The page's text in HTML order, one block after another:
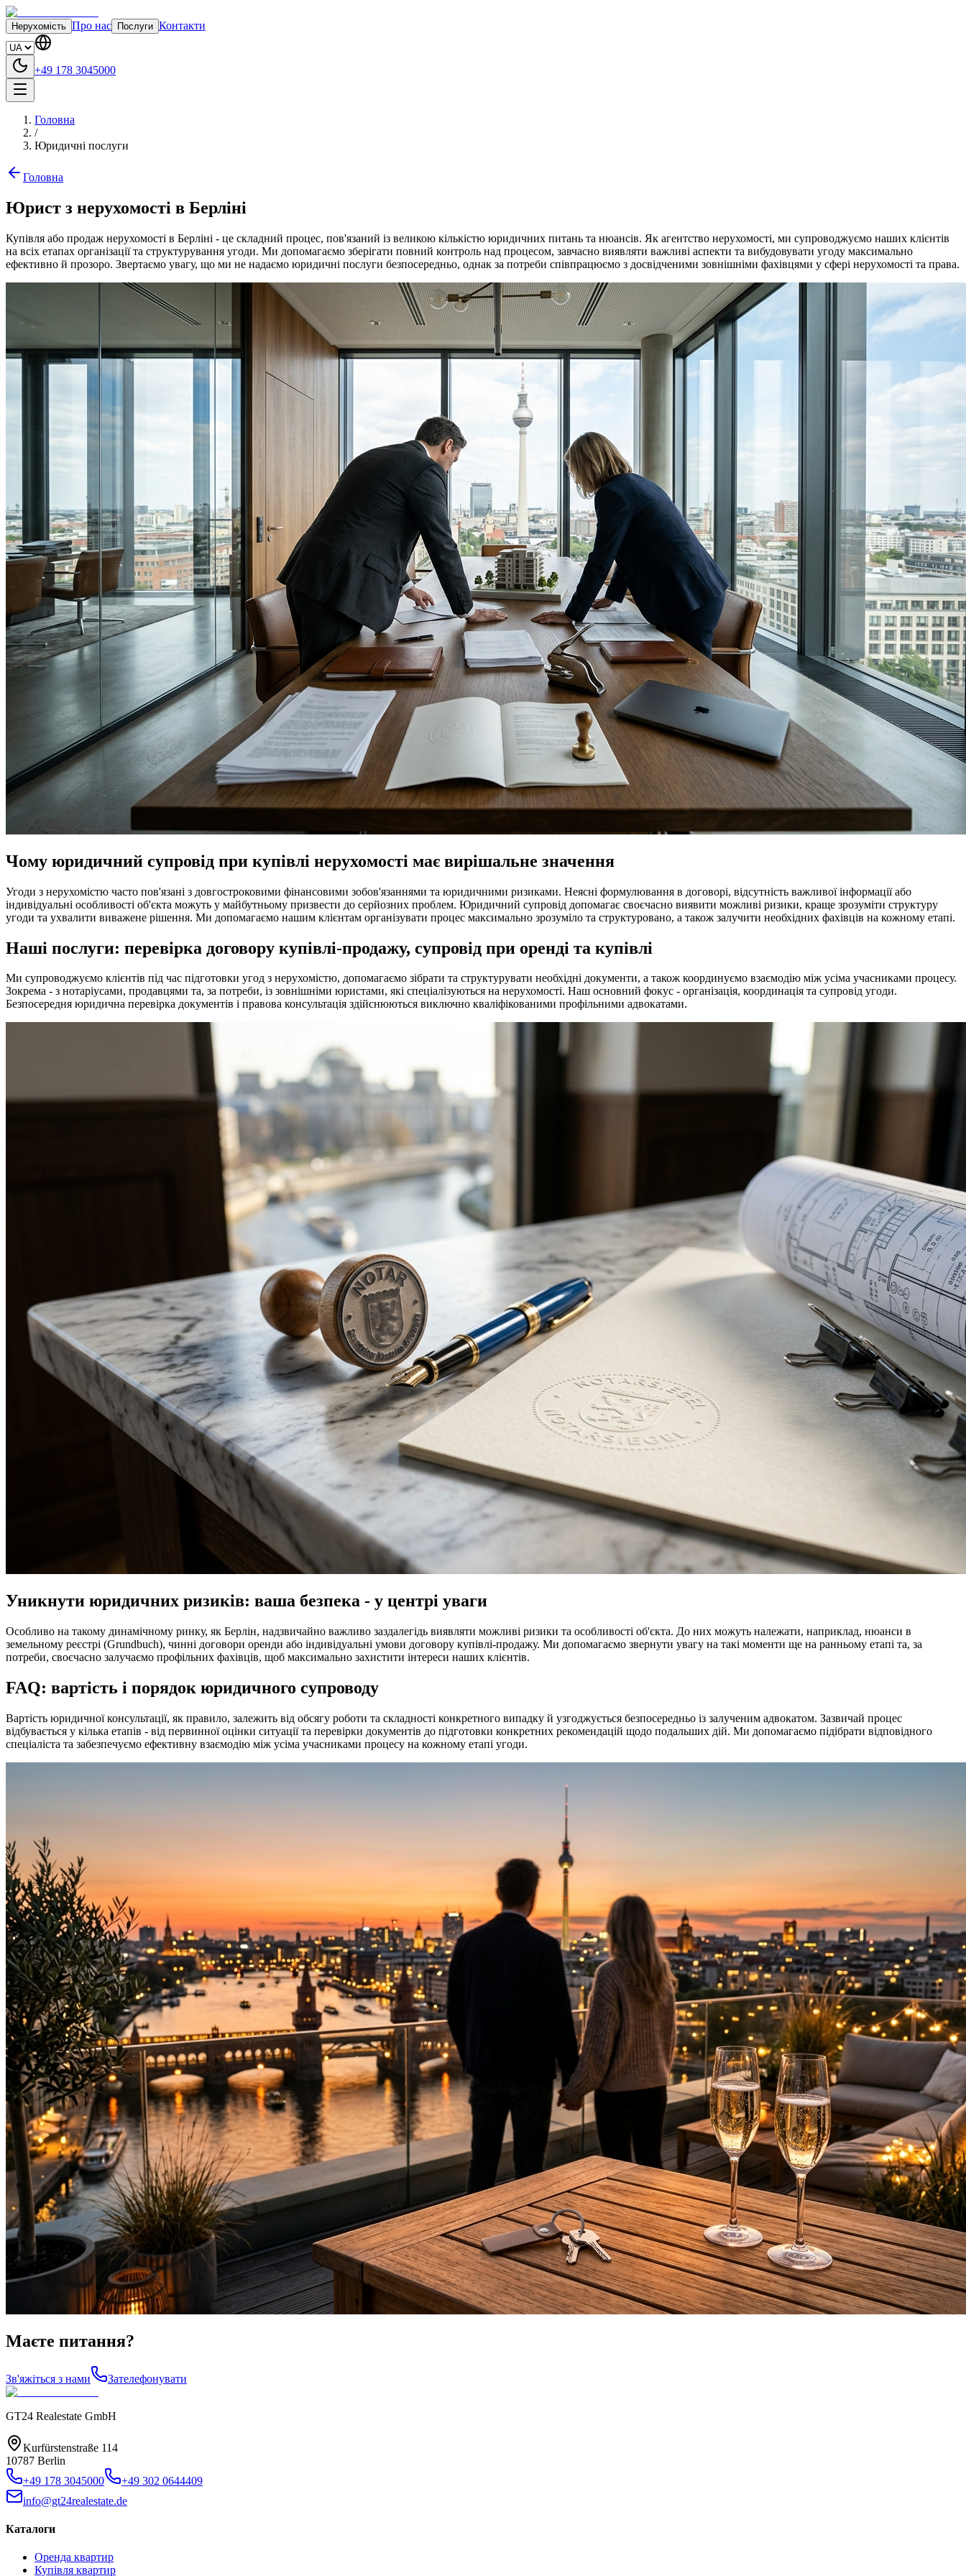
Нерухомість Про нас Послуги Контакти
+49 178 3045000
Головна
/
Юридичні послуги
Головна
Юрист з нерухомості в Берліні
Купівля або продаж нерухомості в Берліні - це складний процес, пов'язаний із великою кількістю юридичних питань та нюансів. Як агентство нерухомості, ми супроводжуємо наших клієнтів
на всіх етапах організації та структурування угоди. Ми допомагаємо зберігати повний контроль над процесом, завчасно виявляти важливі аспекти та вибудовувати угоду максимально
ефективно й прозоро. Звертаємо увагу, що ми не надаємо юридичні послуги безпосередньо, однак за потреби співпрацюємо з досвідченими зовнішніми фахівцями у сфері нерухомості та права.
Чому юридичний супровід при купівлі нерухомості має вирішальне значення
Угоди з нерухомістю часто пов'язані з довгостроковими фінансовими зобов'язаннями та юридичними ризиками. Неясні формулювання в договорі, відсутність важливої інформації або
індивідуальні особливості об'єкта можуть у майбутньому призвести до серйозних проблем. Юридичний супровід допомагає своєчасно виявити можливі ризики, краще зрозуміти структуру
угоди та ухвалити виважене рішення. Ми допомагаємо нашим клієнтам організувати процес максимально зрозуміло та структуровано, а також залучити необхідних фахівців на кожному етапі.
Наші послуги: перевірка договору купівлі-продажу, супровід при оренді та купівлі
Ми супроводжуємо клієнтів під час підготовки угод з нерухомістю, допомагаємо зібрати та структурувати необхідні документи, а також координуємо взаємодію між усіма учасниками процесу.
Зокрема - з нотаріусами, продавцями та, за потреби, із зовнішніми юристами, які спеціалізуються на нерухомості. Наш основний фокус - організація, координація та супровід угоди.
Безпосередня юридична перевірка документів і правова консультація здійснюються виключно кваліфікованими профільними адвокатами.
Уникнути юридичних ризиків: ваша безпека - у центрі уваги
Особливо на такому динамічному ринку, як Берлін, надзвичайно важливо заздалегідь виявляти можливі ризики та особливості об'єкта. До них можуть належати, наприклад, нюанси в
земельному реєстрі (Grundbuch), чинні договори оренди або індивідуальні умови договору купівлі-продажу. Ми допомагаємо звернути увагу на такі моменти ще на ранньому етапі та, за
потреби, своєчасно залучаємо профільних фахівців, щоб максимально захистити інтереси наших клієнтів.
FAQ: вартість і порядок юридичного супроводу
Вартість юридичної консультації, як правило, залежить від обсягу роботи та складності конкретного випадку й узгоджується безпосередньо із залученим адвокатом. Зазвичай процес
відбувається у кілька етапів - від первинної оцінки ситуації та перевірки документів до підготовки конкретних рекомендацій щодо подальших дій. Ми допомагаємо підібрати відповідного
спеціаліста та забезпечуємо ефективну взаємодію між усіма учасниками процесу на кожному етапі угоди.
Маєте питання?
Зв'яжіться з нами Зателефонувати
GT24 Realestate GmbH
Kurfürstenstraße 114
10787 Berlin
+49 178 3045000
+49 302 0644409
info@gt24realestate.de
Каталоги
Оренда квартир
Купівля квартир